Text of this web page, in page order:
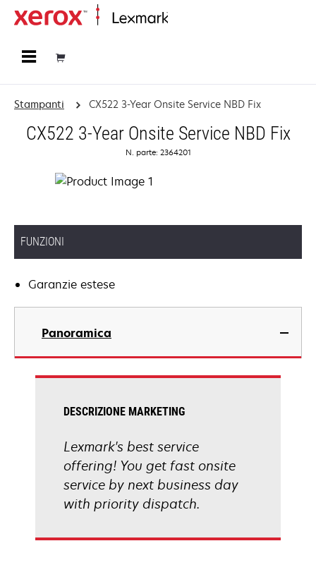
Stampanti CX522 3-Year Onsite Service NBD Fix
CX522 3-Year Onsite Service NBD Fix
N. parte: 2364201
FUNZIONI
Garanzie estese
Panoramica
DESCRIZIONE MARKETING
Lexmark's best service
offering! You get fast onsite
service by next business day
with priority dispatch.